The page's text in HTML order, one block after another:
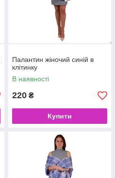
Палантин жіночий синій в
клітинку
В наявності
220 ₴
Купити